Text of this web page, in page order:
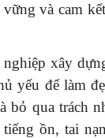
và cam
xây
yếu để làm
bỏ qua trách
ồn, tai